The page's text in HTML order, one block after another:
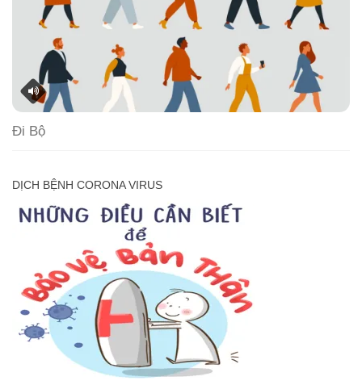
Đi Bộ
DỊCH BỆNH CORONA VIRUS